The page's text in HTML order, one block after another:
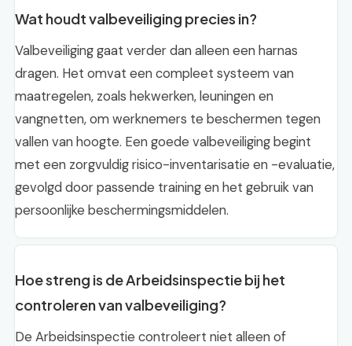
Wat houdt valbeveiliging precies in?
Valbeveiliging gaat verder dan alleen een harnas
dragen. Het omvat een compleet systeem van
maatregelen, zoals hekwerken, leuningen en
vangnetten, om werknemers te beschermen tegen
vallen van hoogte. Een goede valbeveiliging begint
met een zorgvuldig risico-inventarisatie en -evaluatie,
gevolgd door passende training en het gebruik van
persoonlijke beschermingsmiddelen.
Hoe streng is de Arbeidsinspectie bij het
controleren van valbeveiliging?
De Arbeidsinspectie controleert niet alleen of